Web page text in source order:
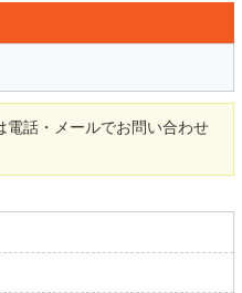
電話・メールでお問い合わせ